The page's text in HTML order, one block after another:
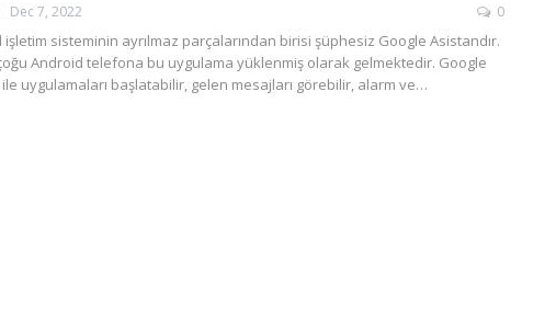
Dec 7, 2022 0
sisteminin ayrılmaz parçalarından birisi şüphesiz Google Asistandır.
Android telefona bu uygulama yüklenmiş olarak gelmektedir. Google
uygulamaları başlatabilir, gelen mesajları görebilir, alarm ve…